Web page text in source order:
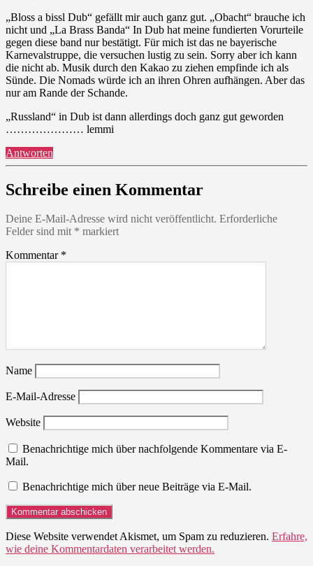
„Bloss a bissl Dub“ gefällt mir auch ganz gut. „Obacht“ brauche ich
nicht und „La Brass Banda“ In Dub hat meine fundierten Vorurteile
gegen diese band nur bestätigt. Für mich ist das ne bayerische
Karnevalstruppe, die versuchen lustig zu sein. Sorry aber ich kann
die nicht ab. Musik durch den Kakao zu ziehen empfinde ich als
Sünde. Die Nomads würde ich an ihren Ohren aufhängen. Aber das
nur am Rande der Schande.
„Russland“ in Dub ist dann allerdings doch ganz gut geworden
………………… lemmi
Antworten
Schreibe einen Kommentar
Deine E-Mail-Adresse wird nicht veröffentlicht. Erforderliche
Felder sind mit * markiert
Kommentar *
Name
E-Mail-Adresse
Website
Benachrichtige mich über nachfolgende Kommentare via E-
Mail.
Benachrichtige mich über neue Beiträge via E-Mail.
Diese Website verwendet Akismet, um Spam zu reduzieren. Erfahre,
wie deine Kommentardaten verarbeitet werden.